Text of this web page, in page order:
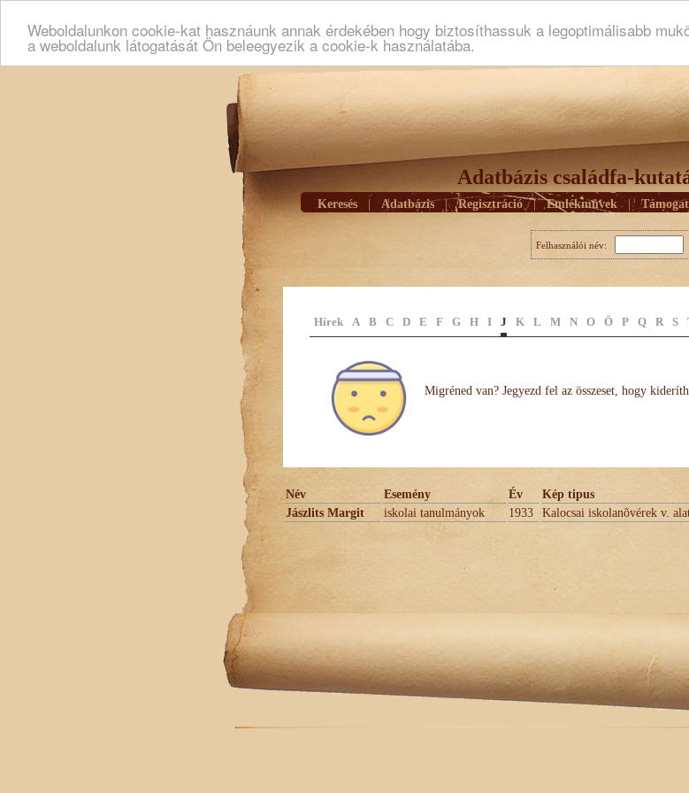
Weboldalunkon cookie-kat hasznáunk annak érdekében hogy biztosíthassuk a legoptimálisabb
a weboldalunk látogatását Ön beleegyezik a cookie-k használatába.
Adatbázis családfa-
Keresés Adatbázis | Regisztráció | Emlékmûvek |
Felhasználói név:
Hírek A B C D E F G H I J K L M N O Ö P Q R S
Migréned van? Jegyezd fel az összeset, hogy
Név Esemény Év
Kép tipus
Jászlits Margit
iskolai tanulmányok 1933 Kalocsai iskolanõvérek v.